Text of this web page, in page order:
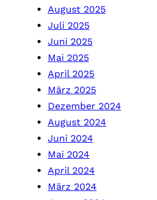
August 2025
Juli 2025
Juni 2025
Mai 2025
April 2025
März 2025
Dezember 2024
August 2024
Juni 2024
Mai 2024
April 2024
März 2024